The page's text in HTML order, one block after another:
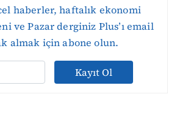
haberler, haftalık ekonomi
ve Pazar derginiz Plus’ı email
almak için abone olun.
Kayıt Ol